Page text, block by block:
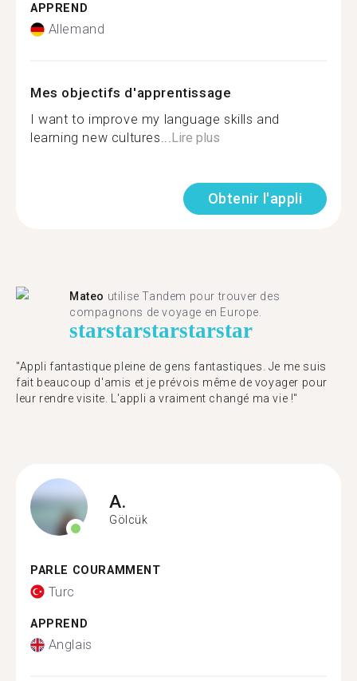
APPREND
Allemand
Mes objectifs d'apprentissage
I want to improve my language skills and
learning new cultures...Lire plus
Obtenir l'appli
Mateo utilise Tandem pour trouver des
compagnons de voyage en Europe.
starstarstarstarstar
"Appli fantastique pleine de gens fantastiques. Je me suis
fait beaucoup d'amis et je prévois même de voyager pour
leur rendre visite. L'appli a vraiment changé ma vie !"
A.
Gölcük
PARLE COURAMMENT
Turc
APPREND
Anglais